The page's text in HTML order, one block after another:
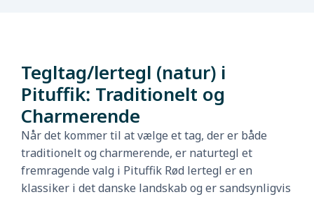
Tegltag/lertegl (natur) i
Pituffik: Traditionelt og
Charmerende
Når det kommer til at vælge et tag, der er både
traditionelt og charmerende, er naturtegl et
fremragende valg i Pituffik Rød lertegl er en
klassiker i det danske landskab og er sandsynligvis